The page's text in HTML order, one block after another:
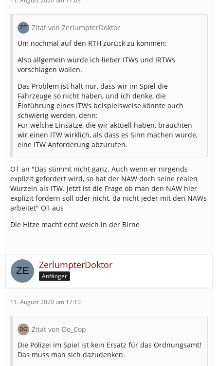
Zitat von ZerlumpterDoktor
Um nochmal auf den RTH zurück zu kommen:
Also allgemein würde ich lieber ITWs und IRTWs
vorschlagen wollen.
Das Problem ist halt nur, dass wir im Spiel die
Fahrzeuge so nicht haben, und ich denke, die
Einführung eines ITWs beispielsweise könnte auch
schwierig werden, denn:
Für welche Einsätze, die wir aktuell haben, bräuchten
wir einen ITW wirklich, als dass es Sinn machen würde,
eine ITW Anforderung abzurufen.
OT an "Das stimmt nicht ganz. Auch wenn er nirgends
explizit gefordert wird, so hat der NAW doch seine realen
Wurzeln als ITW. Jetzt ist die Frage ob man den NAW hier
explizit fordern soll oder nicht, da nicht jeder mit den NAWs
arbeitet" OT aus
Die Hitze macht echt weich in der Birne
ZerlumpterDoktor
Anfänger
11. August 2020 um 17:10
Zitat von Do_Cop
Die Polizei im Spiel ist kein Ersatz für das Ordnungsamt!
Das muss man sich dazudenken.